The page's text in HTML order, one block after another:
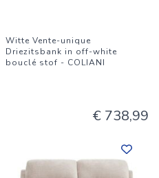
Witte Vente-unique
Driezitsbank in off-white
bouclé stof - COLIANI
€ 738,99